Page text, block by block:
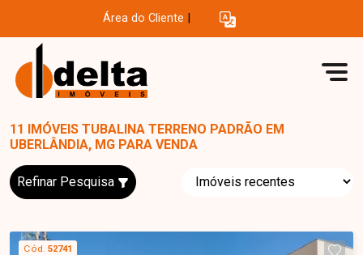
Área do Cliente
11 IMÓVEIS TUBALINA TERRENO PADRÃO EM
UBERLÂNDIA, MG PARA VENDA
Refinar Pesquisa
Cód. 52741